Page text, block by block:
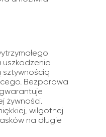
uszkodzenia
sztywnością
Bezporowa
żywności.
wilgotnej
na długie